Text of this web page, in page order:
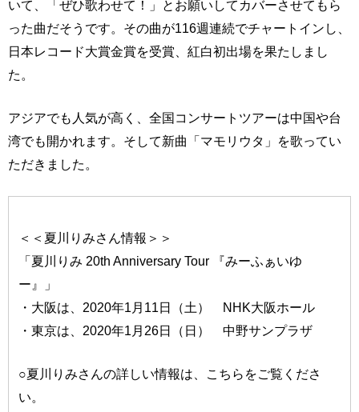
いて、「ぜひ歌わせて！」とお願いしてカバーさせてもら
った曲だそうです。その曲が116週連続でチャートインし、
日本レコード大賞金賞を受賞、紅白初出場を果たしまし
た。
アジアでも人気が高く、全国コンサートツアーは中国や台
湾でも開かれます。そして新曲「マモリウタ」を歌ってい
ただきました。
＜＜夏川りみさん情報＞＞
「夏川りみ 20th Anniversary Tour 『みーふぁいゆ
ー』」
・大阪は、2020年1月11日（土） NHK大阪ホール
・東京は、2020年1月26日（日） 中野サンプラザ
○夏川りみさんの詳しい情報は、こちらをご覧くださ
い。